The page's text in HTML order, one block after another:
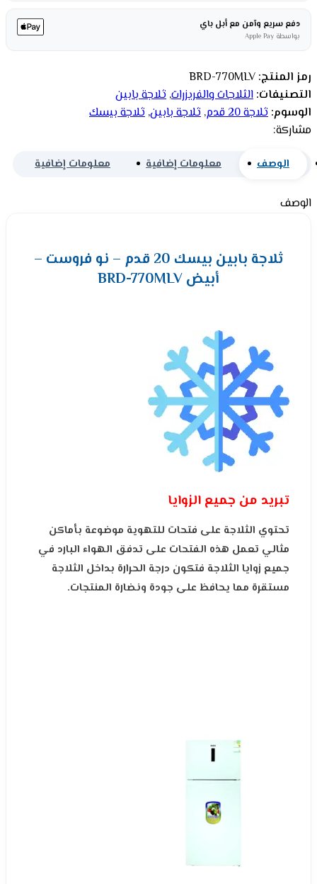
دفع سريع وآمن مع أبل باي
بواسطة Apple Pay
رمز المنتج: BRD-770MLV
التصنيفات: الثلاجات والفريزرات, ثلاجة بابين
الوسوم: ثلاجة 20 قدم , ثلاجة بابين, ثلاجة بيسك
مشاركة:
الوصف معلومات إضافية معلومات إضافية
الوصف
ثلاجة بابين بيسك 20 قدم – نو فروست –
أبيض BRD-770MLV
تبريد من جميع الزوايا
تحتوي الثلاجة على فتحات للتهوية موضوعة بأماكن
مثالي تعمل هذه الفتحات على تدفق الهواء البارد في
جميع زوايا الثلاجة فتكون درجة الحرارة بداخل الثلاجة
مستقرة مما يحافظ على جودة ونضارة المنتجات.